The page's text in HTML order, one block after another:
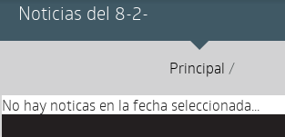
Noticias del 8-2-
Principal /
No hay noticas en la fecha seleccionada...